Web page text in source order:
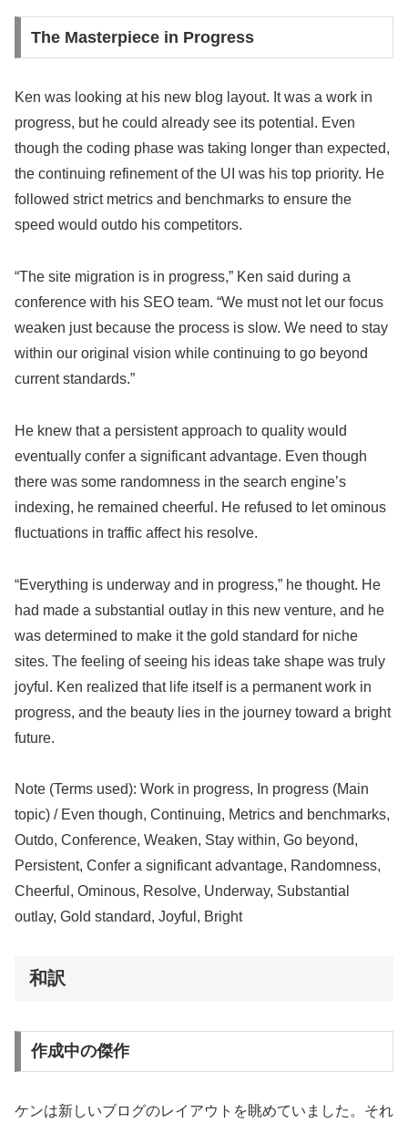
The Masterpiece in Progress
Ken was looking at his new blog layout. It was a work in
progress, but he could already see its potential. Even
though the coding phase was taking longer than expected,
the continuing refinement of the UI was his top priority. He
followed strict metrics and benchmarks to ensure the
speed would outdo his competitors.
“The site migration is in progress,” Ken said during a
conference with his SEO team. “We must not let our focus
weaken just because the process is slow. We need to stay
within our original vision while continuing to go beyond
current standards.”
He knew that a persistent approach to quality would
eventually confer a significant advantage. Even though
there was some randomness in the search engine’s
indexing, he remained cheerful. He refused to let ominous
fluctuations in traffic affect his resolve.
“Everything is underway and in progress,” he thought. He
had made a substantial outlay in this new venture, and he
was determined to make it the gold standard for niche
sites. The feeling of seeing his ideas take shape was truly
joyful. Ken realized that life itself is a permanent work in
progress, and the beauty lies in the journey toward a bright
future.
Note (Terms used): Work in progress, In progress (Main
topic) / Even though, Continuing, Metrics and benchmarks,
Outdo, Conference, Weaken, Stay within, Go beyond,
Persistent, Confer a significant advantage, Randomness,
Cheerful, Ominous, Resolve, Underway, Substantial
outlay, Gold standard, Joyful, Bright
和訳
作成中の傑作
ケンは新しいブログのレイアウトを眺めていました。それ